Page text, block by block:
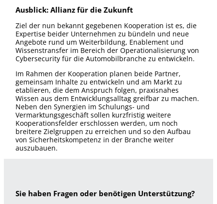
Ausblick: Allianz für die Zukunft
Ziel der nun bekannt gegebenen Kooperation ist es, die
Expertise beider Unternehmen zu bündeln und neue
Angebote rund um Weiterbildung, Enablement und
Wissenstransfer im Bereich der Operationalisierung von
Cybersecurity für die Automobilbranche zu entwickeln.
Im Rahmen der Kooperation planen beide Partner,
gemeinsam Inhalte zu entwickeln und am Markt zu
etablieren, die dem Anspruch folgen, praxisnahes
Wissen aus dem Entwicklungsalltag greifbar zu machen.
Neben den Synergien im Schulungs- und
Vermarktungsgeschäft sollen kurzfristig weitere
Kooperationsfelder erschlossen werden, um noch
breitere Zielgruppen zu erreichen und so den Aufbau
von Sicherheitskompetenz in der Branche weiter
auszubauen.
Sie haben Fragen oder benötigen Unterstützung?